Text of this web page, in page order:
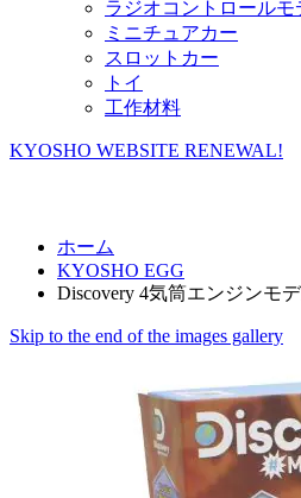
ラジオコントロールモ
ミニチュアカー
スロットカー
トイ
工作材料
KYOSHO WEBSITE RENEWAL!
ホーム
KYOSHO EGG
Discovery 4気筒エンジンモ
Skip to the end of the images gallery